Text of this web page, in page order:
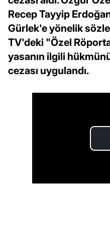
Recep Tayyip
Gürlek'e yönelik
TV'deki "Özel
yasanın ilgili
cezası uygulandı.